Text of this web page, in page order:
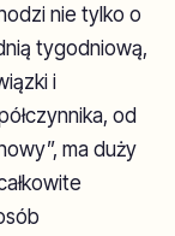
nie tylko o
tygodniową,
i
od
ma duży